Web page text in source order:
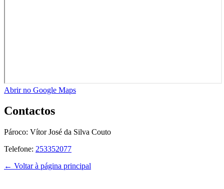
Abrir no Google Maps
Contactos
Pároco: Vítor José da Silva Couto
Telefone: 253352077
← Voltar à página principal